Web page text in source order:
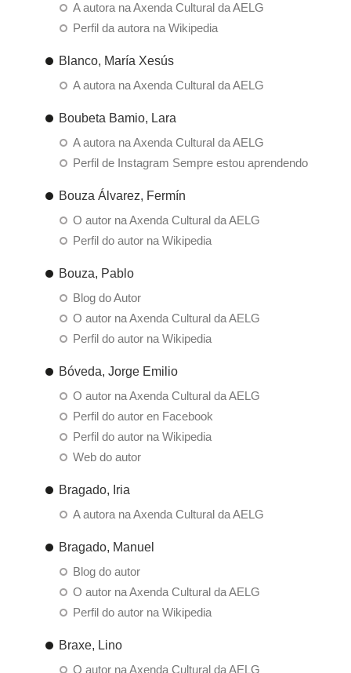
A autora na Axenda Cultural da AELG
Perfil da autora na Wikipedia
Blanco, María Xesús
A autora na Axenda Cultural da AELG
Boubeta Bamio, Lara
A autora na Axenda Cultural da AELG
Perfil de Instagram Sempre estou aprendendo
Bouza Álvarez, Fermín
O autor na Axenda Cultural da AELG
Perfil do autor na Wikipedia
Bouza, Pablo
Blog do Autor
O autor na Axenda Cultural da AELG
Perfil do autor na Wikipedia
Bóveda, Jorge Emilio
O autor na Axenda Cultural da AELG
Perfil do autor en Facebook
Perfil do autor na Wikipedia
Web do autor
Bragado, Iria
A autora na Axenda Cultural da AELG
Bragado, Manuel
Blog do autor
O autor na Axenda Cultural da AELG
Perfil do autor na Wikipedia
Braxe, Lino
O autor na Axenda Cultural da AELG